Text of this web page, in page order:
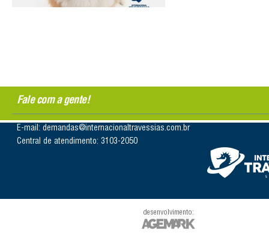
Fale com a gente!
E-mail: demandas@internacionaltravessias.com.br
Central de atendimento: 3103-2050
desenvolvimento: